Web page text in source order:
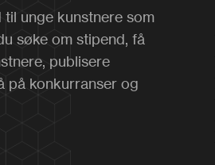
unge kunstnere som
søke om stipend, få
publisere
på konkurranser og